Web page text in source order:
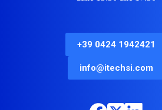
+39 0424 1942421
info@itechsi.com